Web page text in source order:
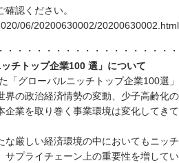
認ください。
06/20200630002/20200630002.html
・・・・・・・・・・・・・・・・・
チトップ企業100 選」について
グローバルニッチトップ企業100選」
界の政治経済情勢の変動、少子高齢化の
企業を取り巻く事業環境は変化してきて
厳しい経済環境の中においてもニッチ
サプライチェーン上の重要性を増してい